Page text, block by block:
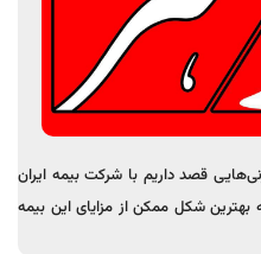
قصد داریم با شرکت بیمه ایران
بهترین شکل ممکن از مزایای این بیمه